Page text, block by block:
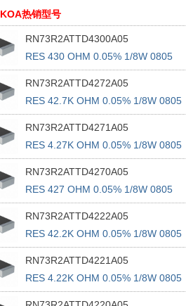
KOA热销型号
RN73R2ATTD4300A05
RES 430 OHM 0.05% 1/8W 0805
RN73R2ATTD4272A05
RES 42.7K OHM 0.05% 1/8W 0805
RN73R2ATTD4271A05
RES 4.27K OHM 0.05% 1/8W 0805
RN73R2ATTD4270A05
RES 427 OHM 0.05% 1/8W 0805
RN73R2ATTD4222A05
RES 42.2K OHM 0.05% 1/8W 0805
RN73R2ATTD4221A05
RES 4.22K OHM 0.05% 1/8W 0805